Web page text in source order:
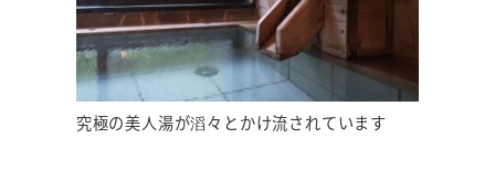
究極の美人湯が滔々とかけ流されています